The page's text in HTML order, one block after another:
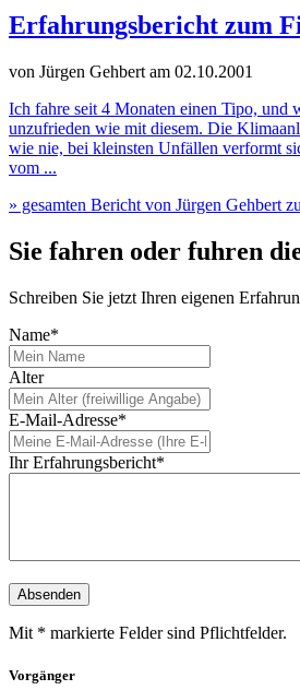
Erfahrungsbericht zum
von Jürgen Gehbert am 02.10.2001
Ich fahre seit 4 Monaten einen Tipo, und
unzufrieden wie mit diesem. Die
wie nie, bei kleinsten Unfällen verformt
vom ...
» gesamten Bericht von Jürgen Gehbert
Sie fahren oder fuhren
Schreiben Sie jetzt Ihren eigenen
Name*
Alter
E-Mail-Adresse*
Ihr Erfahrungsbericht*
Mit * markierte Felder sind Pflichtfelder.
Vorgänger